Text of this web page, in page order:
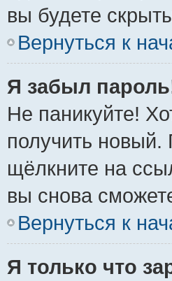
вы будете
Вернуться к
Я забыл
Не паникуйте!
получить
щёлкните на
вы снова
Вернуться к
Я только что